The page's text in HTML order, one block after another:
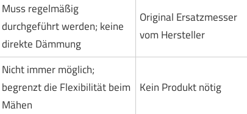
Muss regelmäßig
durchgeführt werden; keine
direkte Dämmung
Original Ersatzmesser
vom Hersteller
Nicht immer möglich;
begrenzt die Flexibilität beim
Mähen
Kein Produkt nötig